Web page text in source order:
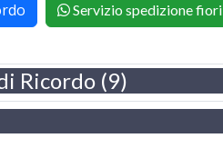
Servizio spedizione fiori
Ricordo (9)